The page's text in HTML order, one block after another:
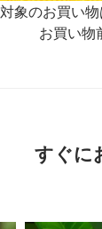
対象のお買い
お買い物
すぐに